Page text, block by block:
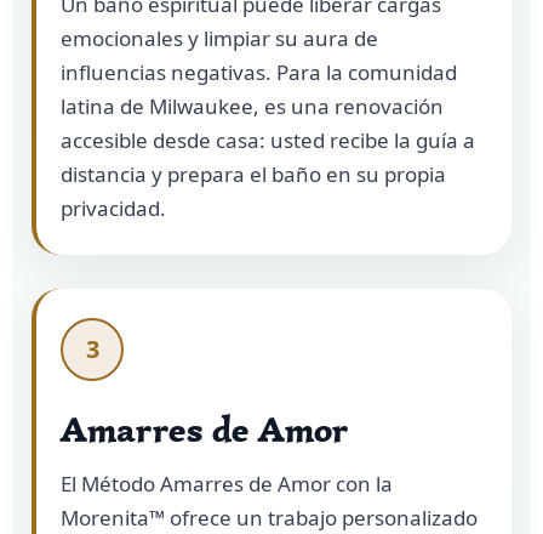
emocionales y limpiar su aura de
influencias negativas. Para la comunidad
latina de Milwaukee, es una renovación
accesible desde casa: usted recibe la guía a
distancia y prepara el baño en su propia
privacidad.
3
Amarres de Amor
El Método Amarres de Amor con la
Morenita™ ofrece un trabajo personalizado